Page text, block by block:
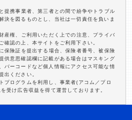
提携事業者、第三者との間で紛争やトラブル
決を図るものとし、当社は一切責任を負いま
産権、ご利用いただく上での注意、プライバ
確認の上、本サイトをご利用下さい。
保険証を提出する場合、保険者番号、被保険
供意思確認欄に記載がある場合はマスキング
バーコードなど個人情報にアクセス可能な情
出ください。
プログラムを利用し、事業者(アコム／プロ
受け広告収益を得て運営しております。